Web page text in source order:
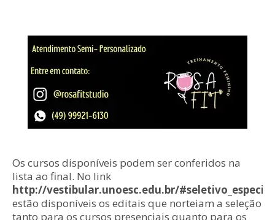
Os cursos disponíveis podem ser conferidos na
lista ao final. No link
http://vestibular.unoesc.edu.br/#seletivo_especial
estão disponíveis os editais que norteiam a seleção
tanto para os cursos presenciais quanto para os